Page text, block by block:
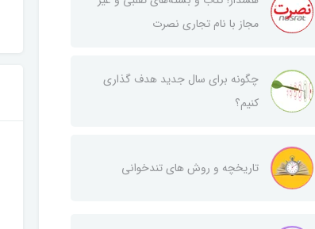
مجاز با نام تجاری نصرت
چگونه برای سال جدید هدف گذاری
کنیم؟
تاریخچه و روش‌ های تندخوانی